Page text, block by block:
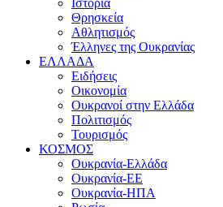
Ιστορία
Θρησκεία
Αθλητισμός
Έλληνες της Ουκρανίας
ΕΛΛΑΔΑ
Ειδήσεις
Οικονομία
Ουκρανοί στην Ελλάδα
Πολιτισμός
Τουρισμός
ΚΟΣΜΟΣ
Ουκρανία-Ελλάδα
Ουκρανία-ΕΕ
Ουκρανία-ΗΠΑ